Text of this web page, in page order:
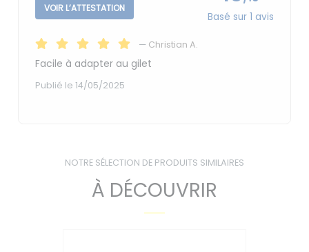
VOIR L’ATTESTATION
Basé sur 1 avis
— Christian A.
Facile à adapter au gilet
Publié le 14/05/2025
NOTRE SÉLECTION DE PRODUITS SIMILAIRES
À DÉCOUVRIR